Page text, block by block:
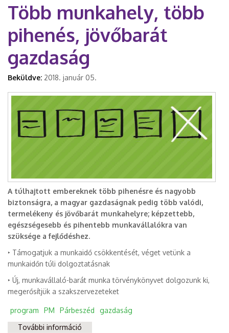
Több munkahely, több
pihenés, jövőbarát
gazdaság
Beküldve: 2018. január 05.
A túlhajtott embereknek több pihenésre és nagyobb
biztonságra, a magyar gazdaságnak pedig több valódi,
termelékeny és jövőbarát munkahelyre; képzettebb,
egészségesebb és pihentebb munkavállalókra van
szüksége a fejlődéshez.
‣ Támogatjuk a munkaidő csökkentését, véget vetünk a
munkaidőn túli dolgoztatásnak
‣ Új, munkavállaló-barát munka törvénykönyvet dolgozunk ki,
megerősítjük a szakszervezeteket
program PM Párbeszéd
gazdaság
További információ